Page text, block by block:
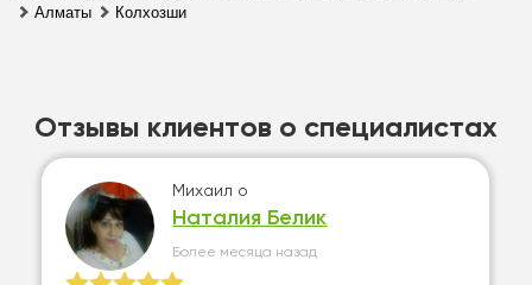
Алматы
Колхозши
Отзывы клиентов о специалистах
Михаил о
Наталия Белик
Более месяца назад